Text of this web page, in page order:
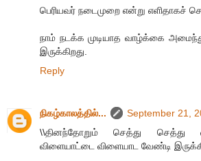
பெரியவர் நடைமுறை என்று எளிதாகச்
நாம் நடக்க முடியாத வாழ்க்கை
இருக்கிறது.
Reply
நிகழ்காலத்தில்...
September 21,
\\தினந்தோறும் செத்து செத்து
விளையாட்டை விளையாட வேண்டி